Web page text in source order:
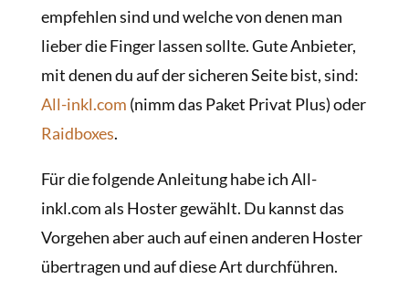
empfehlen sind und welche von denen man
lieber die Finger lassen sollte. Gute Anbieter,
mit denen du auf der sicheren Seite bist, sind:
All-inkl.com (nimm das Paket Privat Plus) oder
Raidboxes.
Für die folgende Anleitung habe ich All-
inkl.com als Hoster gewählt. Du kannst das
Vorgehen aber auch auf einen anderen Hoster
übertragen und auf diese Art durchführen.